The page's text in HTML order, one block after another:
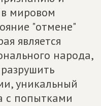
мировом
"отмене"
является
народа,
уникальный
с попытками